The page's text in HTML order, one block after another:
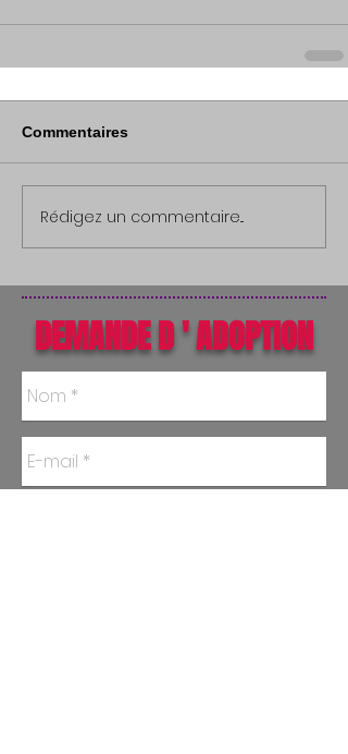
Commentaires
Rédigez un commentaire...
DEMANDE D ' ADOPTION